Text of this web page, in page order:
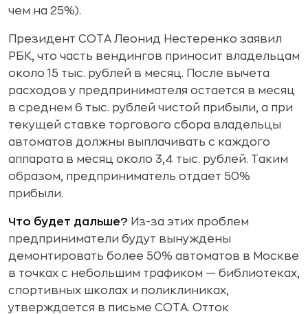
чем на 25%).
Президент СОТА Леонид Нестеренко заявил
РБК, что часть вендингов приносит владельцам
около 15 тыс. рублей в месяц. После вычета
расходов у предпринимателя остается в месяц
в среднем 6 тыс. рублей чистой прибыли, а при
текущей ставке торгового сбора владельцы
автоматов должны выплачивать с каждого
аппарата в месяц около 3,4 тыс. рублей. Таким
образом, предприниматель отдает 50%
прибыли.
Что будет дальше? Из-за этих проблем
предприниматели будут вынуждены
демонтировать более 50% автоматов в Москве
в точках с небольшим трафиком — библиотеках,
спортивных школах и поликлиниках,
утверждается в письме СОТА. Отток